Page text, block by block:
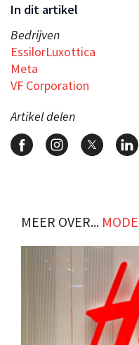
In dit artikel
Bedrijven
EssilorLuxottica
Meta
VF Corporation
Artikel delen
MEER OVER... MODE